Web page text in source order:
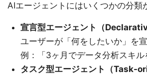
AIエージェントにはいくつかの分類
宣言型エージェント（
ユーザーが「何をしたいか」を
例：「3ヶ月でデータ分析スキ
タスク型エージェント（Task-